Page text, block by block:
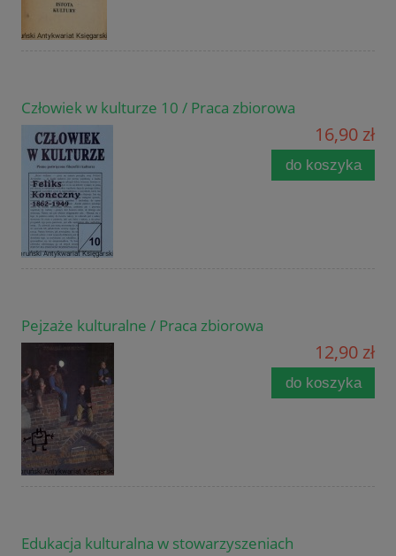
Człowiek w kulturze 10 / Praca zbiorowa
16,90 zł
do koszyka
Pejzaże kulturalne / Praca zbiorowa
12,90 zł
do koszyka
Edukacja kulturalna w stowarzyszeniach